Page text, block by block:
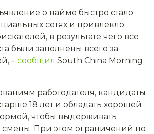
о найме быстро стало
сетях и привлекло
в результате чего все
были заполнены всего за
– сообщил South China Morning
работодателя, кандидаты
18 лет и обладать хорошей
чтобы выдерживать
смены. При этом ограничений по